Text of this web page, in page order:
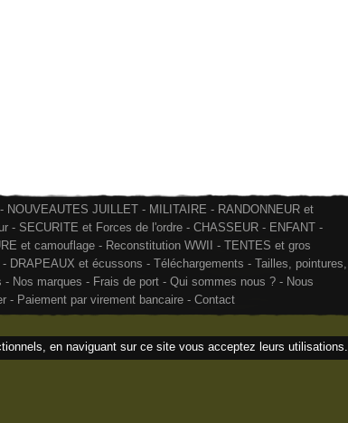
- NOUVEAUTES JUILLET - MILITAIRE - RANDONNEUR et
- SECURITE et Forces de l'ordre - CHASSEUR - ENFANT -
et camouflage - Reconstitution WWII - TENTES et gros
- DRAPEAUX et écussons - Téléchargements - Tailles, pointures,
- Nos marques - Frais de port - Qui sommes nous ? - Nous
- Paiement par virement bancaire - Contact
en naviguant sur ce site vous acceptez leurs utilisations.